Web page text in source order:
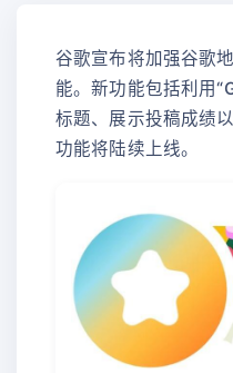
谷歌宣布将加强谷歌
能。新功能包括利用
标题、展示投稿成绩
功能将陆续上线。